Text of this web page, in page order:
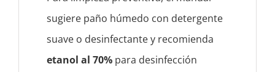
sugiere paño húmedo con detergente
suave o desinfectante y recomienda
etanol al 70% para desinfección